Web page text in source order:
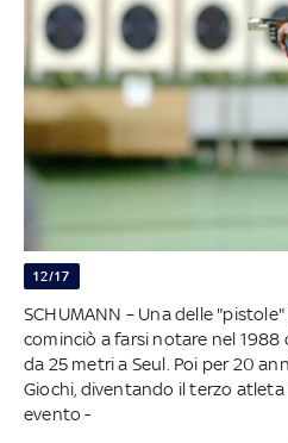
12/17
SCHUMANN – Una delle
cominciò a farsi notare nel
da 25 metri a Seul. Poi per 20
Giochi, diventando il terzo
evento -